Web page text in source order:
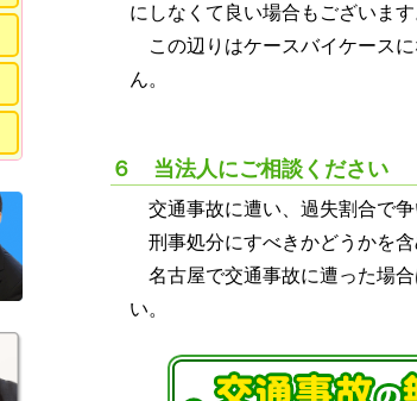
にしなくて良い場合もございます
この辺りはケースバイケース
ん。
６ 当法人にご相談ください
交通事故に遭い、過失割合で
刑事処分にすべきかどうかを
名古屋で交通事故に遭った場
い。